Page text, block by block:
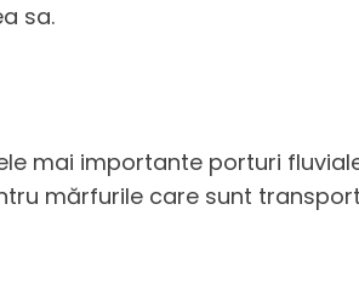
sa.
mai importante porturi
mărfurile care sunt